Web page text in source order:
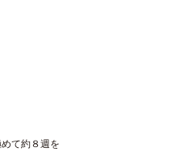
て約８週を